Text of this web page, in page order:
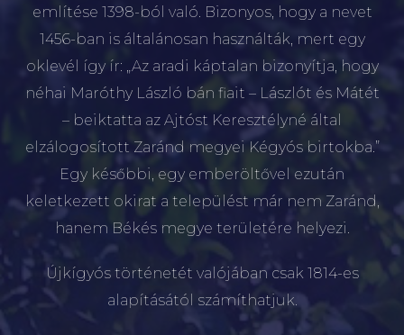
említése 1398-ból való. Bizonyos, hogy a nevet
1456-ban is általánosan használták, mert egy
oklevél így ír: „Az aradi káptalan bizonyítja, hogy
néhai Maróthy László bán fiait – Lászlót és Mátét
– beiktatta az Ajtóst Keresztélyné által
elzálogosított Zaránd megyei Kégyós birtokba.”
Egy későbbi, egy emberöltővel ezután
keletkezett okirat a települést már nem Zaránd,
hanem Békés megye területére helyezi.
Újkígyós történetét valójában csak 1814-es
alapításától számíthatjuk.